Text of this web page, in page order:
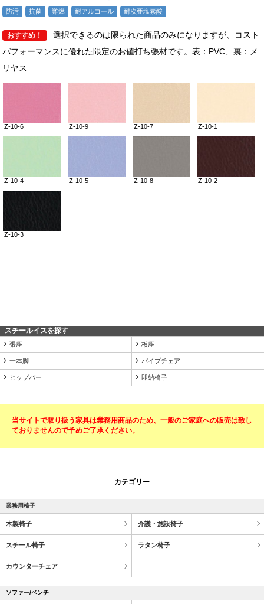
スチールイスを探す
張座 板座
一本脚 パイプチェア
ヒップバー 即納椅子
当サイトで取り扱う家具は業務用商品のため、一般のご家庭への販売は致し
ておりませんので予めご了承ください。
カテゴリー
業務用椅子
木製椅子 介護・施設椅子
スチール椅子 ラタン椅子
カウンターチェア
ソファー/ベンチ